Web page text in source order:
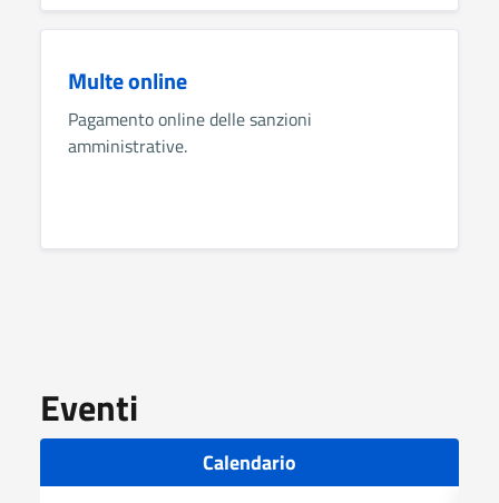
Multe online
Pagamento online delle sanzioni
amministrative.
Eventi
Calendario